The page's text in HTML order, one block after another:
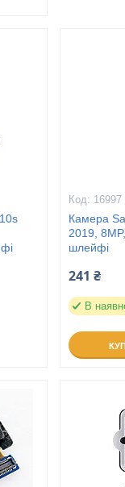
16997
Камера
2019,
шлейфі
241 ₴
В